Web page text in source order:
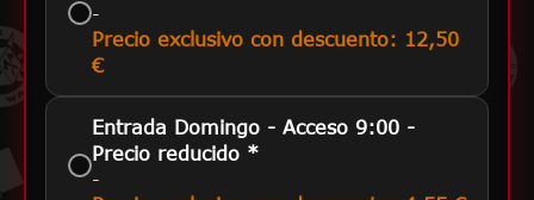
-
Precio exclusivo con descuento: 12,50
€
Entrada Domingo - Acceso 9:00 -
Precio reducido *
-